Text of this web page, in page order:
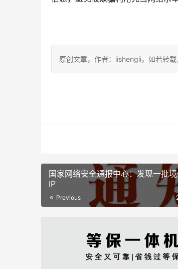
原创文章，作者：lishengli，如若转
国家网络安全通报中心：发现一批
IP
Previous